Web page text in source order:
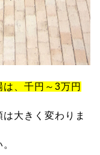
、千円～3万円
大きく変わりま